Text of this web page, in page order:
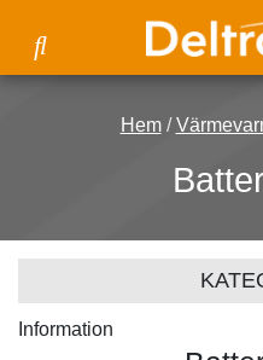
Hem/
Information